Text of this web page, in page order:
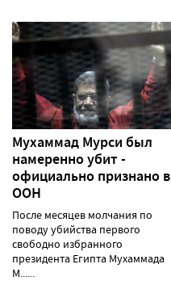
Мухаммад Мурси был
намеренно убит -
официально признано в
ООН
После месяцев молчания по
поводу убийства первого
свободно избранного
президента Египта Мухаммада
М......